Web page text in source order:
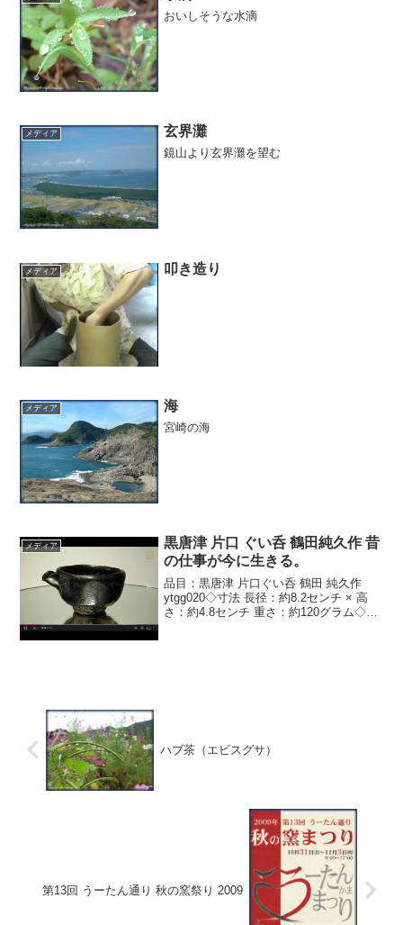
おいしそうな水滴
メディア 玄界灘
鏡山より玄界灘を望む
メディア 叩き造り
メディア 海
宮崎の海
メディア
黒唐津 片口 ぐい呑 鶴田純久作 昔
の仕事が今に生きる。
品目：黒唐津 片口ぐい呑 鶴田 純久作
ytgg020◇寸法 長径：約8.2センチ × 高
さ：約4.8センチ 重さ：約120グラム◇こ
ハブ茶（エビスグサ）
第13回 うーたん通り 秋の窯祭り 2009